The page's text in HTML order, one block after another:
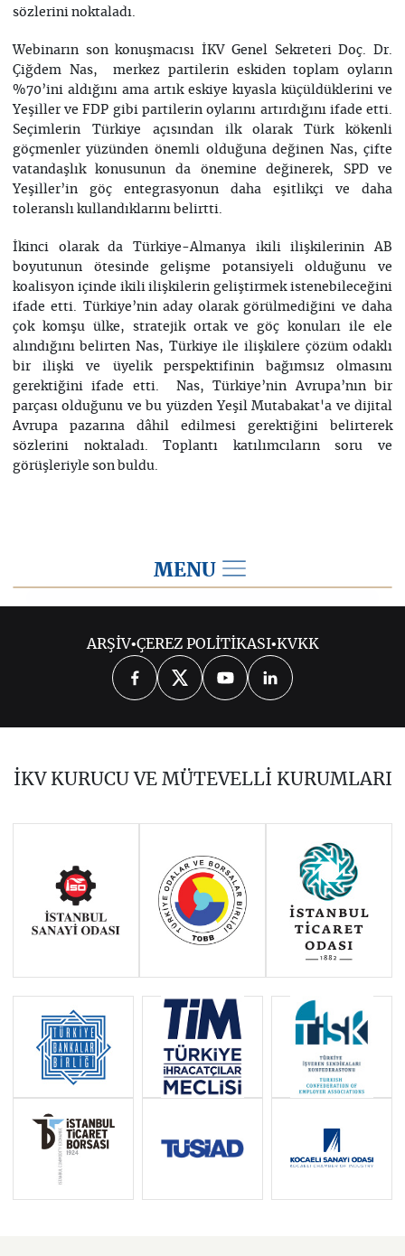
sözlerini noktaladı.
Webinarın son konuşmacısı İKV Genel Sekreteri Doç. Dr.
Çiğdem Nas, merkez partilerin eskiden toplam oyların
%70’ini aldığını ama artık eskiye kıyasla küçüldüklerini ve
Yeşiller ve FDP gibi partilerin oylarını artırdığını ifade etti.
Seçimlerin Türkiye açısından ilk olarak Türk kökenli
göçmenler yüzünden önemli olduğuna değinen Nas, çifte
vatandaşlık konusunun da önemine değinerek, SPD ve
Yeşiller’in göç entegrasyonun daha eşitlikçi ve daha
toleranslı kullandıklarını belirtti.
İkinci olarak da Türkiye-Almanya ikili ilişkilerinin AB
boyutunun ötesinde gelişme potansiyeli olduğunu ve
koalisyon içinde ikili ilişkilerin geliştirmek istenebileceğini
ifade etti. Türkiye’nin aday olarak görülmediğini ve daha
çok komşu ülke, stratejik ortak ve göç konuları ile ele
alındığını belirten Nas, Türkiye ile ilişkilere çözüm odaklı
bir ilişki ve üyelik perspektifinin bağımsız olmasını
gerektiğini ifade etti. Nas, Türkiye’nin Avrupa’nın bir
parçası olduğunu ve bu yüzden Yeşil Mutabakat'a ve dijital
Avrupa pazarına dâhil edilmesi gerektiğini belirterek
sözlerini noktaladı. Toplantı katılımcıların soru ve
görüşleriyle son buldu.
MENU
2026 2025 2024
2023 2022 2020
ARŞİV•ÇEREZ POLİTİKASI•KVKK
İKV KURUCU VE MÜTEVELLİ KURUMLARI